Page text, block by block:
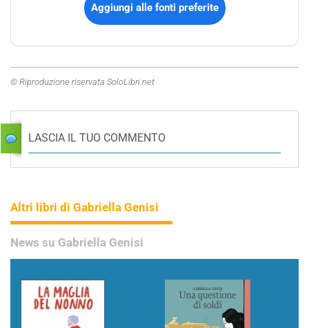
Aggiungi alle fonti preferite
© Riproduzione riservata SoloLibri.net
LASCIA IL TUO COMMENTO
Altri libri di Gabriella Genisi
News su Gabriella Genisi